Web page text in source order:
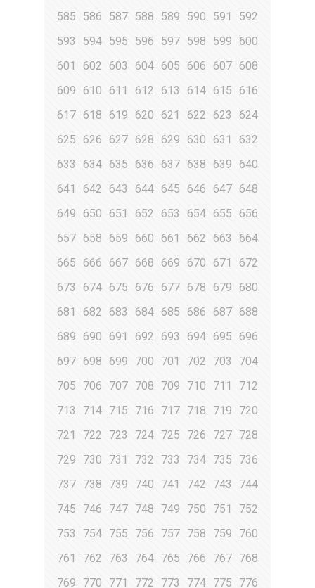
585
586 587 588 589 590 591
592
593
594 595 596 597 598 599
600
601
602 603 604 605 606 607 608
609
610 611 612 613 614 615
616
617 618 619 620 621 622 623
624
625
626 627 628 629 630 631
632
633
634 635 636 637 638 639 640
641
642 643 644 645 646 647 648
649
650 651 652 653 654 655 656
657 658 659 660 661 662 663
664
665
666 667 668 669 670 671
672
673
674 675 676 677 678 679
680
681
682 683 684 685 686 687 688
689
690 691 692 693 694 695
696
697 698 699 700 701 702 703
704
705
706 707 708 709 710 711
712
713
714 715 716 717 718 719
720
721
722 723 724 725 726 727 728
729
730 731 732 733 734 735
736
737 738 739 740 741 742 743
744
745
746 747 748 749 750 751
752
753
754 755 756 757 758 759
760
761
762 763 764 765 766 767 768
769
770 771 772 773 774 775
776